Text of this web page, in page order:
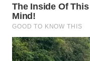
WN
MALUT
WN
DAIRI